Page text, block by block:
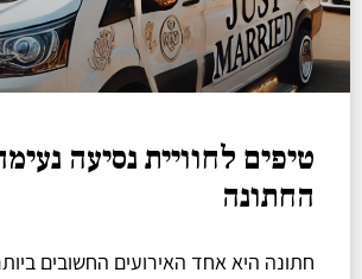
טיפים לחוויית נסיעה
החתונה
חתונה היא אחד האירועים החשובים